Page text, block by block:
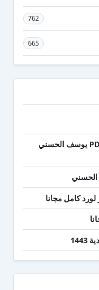
762
665
تحميل كتاب عقدك النفسية سجنك الأبدي PDF يوسف الحسني